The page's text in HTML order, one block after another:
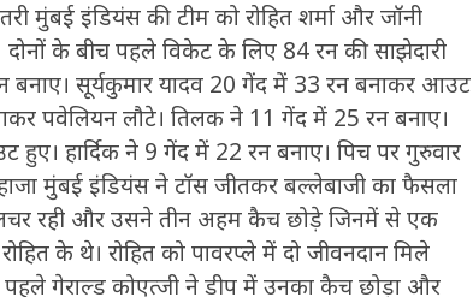
मुंबई इंडियंस की टीम को रोहित शर्मा और जॉनी
के बीच पहले विकेट के लिए 84 रन की साझेदारी
बनाए। सूर्यकुमार यादव 20 गेंद में 33 रन बनाकर आउट
पवेलियन लौटे। तिलक ने 11 गेंद में 25 रन बनाए।
हार्दिक ने 9 गेंद में 22 रन बनाए। पिच पर गुरुवार
मुंबई इंडियंस ने टॉस जीतकर बल्लेबाजी का फैसला
लचर रही और उसने तीन अहम कैच छोड़े जिनमें से एक
के थे। रोहित को पावरप्ले में दो जीवनदान मिले
पहले गेराल्ड कोएत्जी ने डीप में उनका कैच छोड़ा और